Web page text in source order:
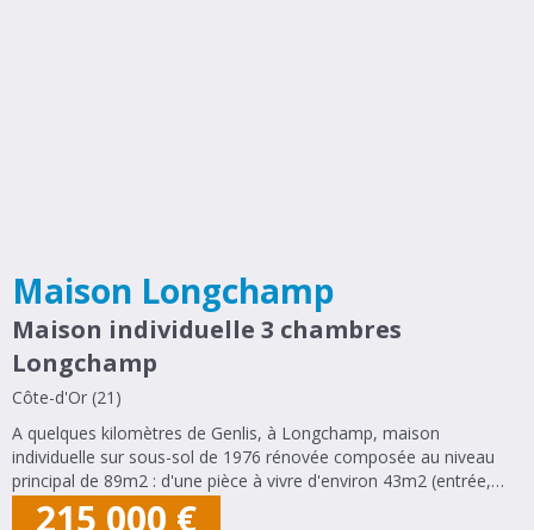
Maison Longchamp
Maison individuelle 3 chambres
Longchamp
Côte-d'Or (21)
A quelques kilomètres de Genlis, à Longchamp, maison
individuelle sur sous-sol de 1976 rénovée composée au niveau
principal de 89m2 : d'une pièce à vivre d'environ 43m2 (entrée,
salon-séjour et cuisine ouverte équipée), d'un dégagement, de 3
215 000 €